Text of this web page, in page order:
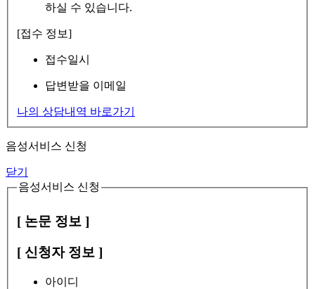
하실 수 있습니다.
[접수 정보]
접수일시
답변받을 이메일
나의 상담내역 바로가기
음성서비스 신청
닫기
음성서비스 신청
[ 논문 정보 ]
[ 신청자 정보 ]
아이디